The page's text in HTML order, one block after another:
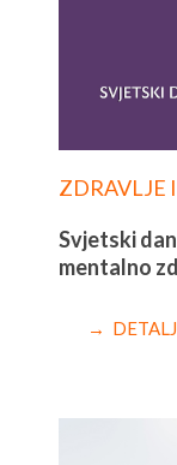
ZDRAVLJE
Svjetski
mentalno
→